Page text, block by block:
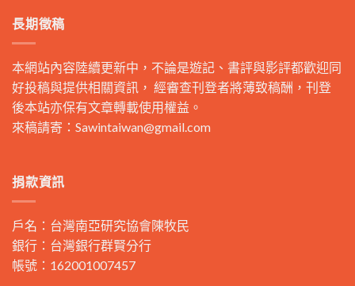
長期徵稿
本網站內容陸續更新中，不論是遊記、書評與影評都歡迎同
好投稿與提供相關資訊， 經審查刊登者將薄致稿酬，刊登
後本站亦保有文章轉載使用權益。
來稿請寄： Sawintaiwan@gmail.com
捐款資訊
戶名：台灣南亞研究協會陳牧民
銀行：台灣銀行群賢分行
帳號：162001007457